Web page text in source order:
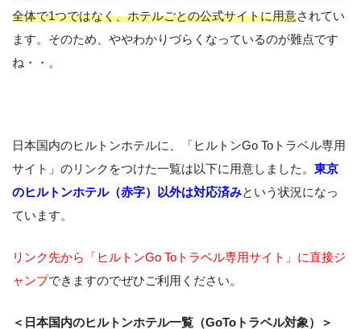
全体で1つではなく、ホテルごとの公式サイトに用意されてい
ます。そのため、ややわかりづらくなっているのが難点です
ね・・。
日本国内のヒルトンホテルに、「ヒルトンGo Toトラベル専用
サイト」のリンクをつけた一覧は以下に用意しました。 東京
のヒルトンホテル（赤字）以外は対応済みという状況になっ
ています。
リンク先から「ヒルトンGo Toトラベル専用サイト」に直接ジ
ャンプできますのでぜひご利用ください。
＜日本国内のヒルトンホテル一覧（GoToトラベル対象）＞